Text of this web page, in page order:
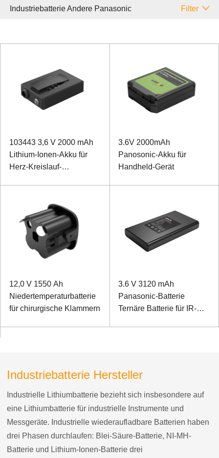
Industriebatterie Andere Panasonic Filter
103443 3,6 V 2000 mAh
Lithium-Ionen-Akku für
Herz-Kreislauf-
3.6V 2000mAh
Panosonic-Akku für
Handheld-Gerät
12,0 V 1550 Ah
Niedertemperaturbatterie
für chirurgische Klammern
3.6 V 3120 mAh
Panasonic-Batterie
Ternäre Batterie für IR-
Industriebatterie Hersteller
Industrielle Lithiumbatterie bezieht sich insbesondere auf
eine Lithiumbatterie für industrielle Instrumente und
Messgeräte. Industrielle wiederaufladbare Batterien haben
drei Phasen durchlaufen: Blei-Säure-Batterie, NI-MH-
Batterie und Lithium-Ionen-Batterie drei